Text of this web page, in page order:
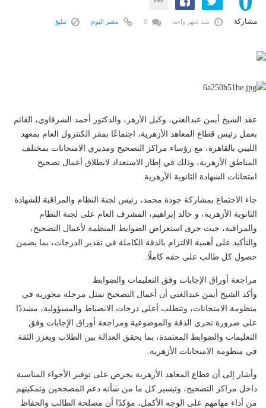
مشاركة منذ شهر واحد مصر اليوم تبليغ
عقد الشيخ أيمن عبدالغني، وكيل الأزهر، والدكتور أحمد الشرقاوي، القائم
بعمل رئيس قطاع المعاهد الأزهرية، اجتماعًا بمقر الكنترول العام بمعهد
الليبي بالقاهرة، مع رؤساء مراكز التصحيح ومديري الامتحانات بمختلف
المناطق الأزهرية، وذلك في إطار الاستعداد لانطلاق أعمال تصحيح
امتحانات الشهادة الثانوية الأزهرية.
جاء الاجتماع بمشاركة جودة محمد، رئيس لجنة النظام والمراقبة للشهادة
الثانوية الأزهرية، و خالد إبراهيم، المشرف العام على لجنة النظام
والمراقبة، حيث جرى استعراض الضوابط المنظمة لأعمال التصحيح،
والتأكيد على أهمية الالتزام بالدقة الكاملة في تقدير الدرجات، بما يضمن
حصول كل طالب على حقه كاملًا.
مراجعة أوراق الإجابات وفق التعليمات والضوابط
وأكد الشيخ أيمن عبدالغني أن أعمال التصحيح تمثل مرحلة محورية في
منظومة الامتحانات، وتتطلب أعلى درجات الانضباط والمسؤولية، مشددًا
على ضرورة تحري الدقة والموضوعية ومراجعة أوراق الإجابات وفق
التعليمات والضوابط المعتمدة، بما يحقق العدالة بين الطلاب ويعزز الثقة
في منظومة الامتحانات الأزهرية.
وأشار إلى أن قطاع المعاهد الأزهرية يحرص على توفير الأجواء المناسبة
داخل مراكز التصحيح، وتيسير كل ما من شأنه دعم المصححين وتمكينهم
من أداء مهامهم على الوجه الأكمل، مؤكدًا أن مصلحة الطالب والحفاظ